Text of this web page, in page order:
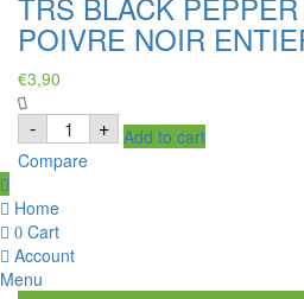
POIVRE NOIR
€3,90
- TRS
BLACK
PEPPER
WHOLE
100g,
POIVRE
NOIR
ENTIER
quantity
+ Add to cart
Compare
Home
0 Cart
Account
Menu